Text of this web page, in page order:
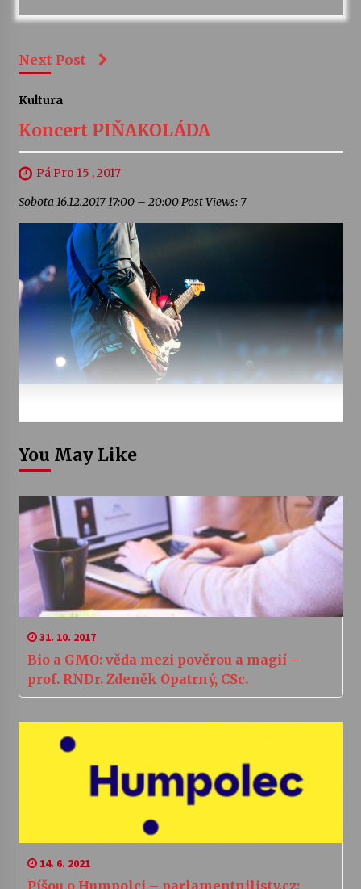
Next Post
Kultura
Koncert PIŇAKOLÁDA
Pá Pro 15 , 2017
Sobota 16.12.2017 17:00 – 20:00 Post Views: 7
You May Like
31. 10. 2017
Bio a GMO: věda mezi pověrou a magií –
prof. RNDr. Zdeněk Opatrný, CSc.
14. 6. 2021